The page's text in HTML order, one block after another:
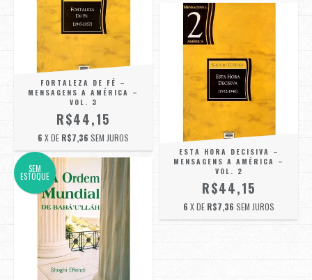
FORTALEZA DE FÉ –
MENSAGENS A AMÉRICA –
VOL. 3
R$44,15
6 X DE R$7,36 SEM JUROS
ESTA HORA DECISIVA –
MENSAGENS A AMÉRICA –
VOL. 2
R$44,15
6 X DE R$7,36 SEM JUROS
SEM
ESTOQUE